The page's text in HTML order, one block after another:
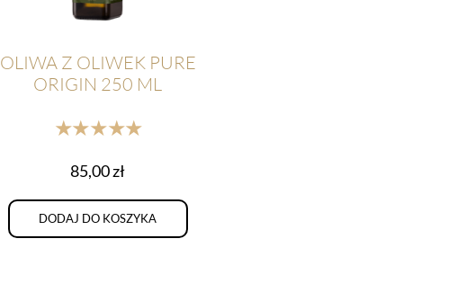
OLIWA Z OLIWEK PURE
ORIGIN 250 ML
★★★★★
85,00zł
DODAJ DO KOSZYKA